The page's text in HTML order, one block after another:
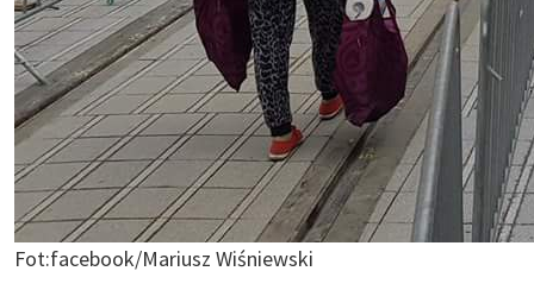
Fot:facebook/Mariusz Wiśniewski